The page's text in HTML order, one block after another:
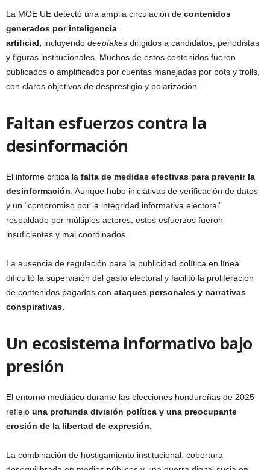
La MOE UE detectó una amplia circulación de contenidos
generados por inteligencia
artificial, incluyendo deepfakes dirigidos a candidatos, periodistas
y figuras institucionales. Muchos de estos contenidos fueron
publicados o amplificados por cuentas manejadas por bots y trolls,
con claros objetivos de desprestigio y polarización.
Faltan esfuerzos contra la
desinformación
El informe critica la falta de medidas efectivas para prevenir la
desinformación . Aunque hubo iniciativas de verificación de datos
y un “compromiso por la integridad informativa electoral”
respaldado por múltiples actores, estos esfuerzos fueron
insuficientes y mal coordinados.
La ausencia de regulación para la publicidad política en línea
dificultó la supervisión del gasto electoral y facilitó la proliferación
de contenidos pagados con ataques personales y narrativas
conspirativas.
Un ecosistema informativo bajo
presión
El entorno mediático durante las elecciones hondureñas de 2025
reflejó una profunda división política y una preocupante
erosión de la libertad de expresión.
La combinación de hostigamiento institucional, cobertura